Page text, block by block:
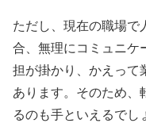
ただし、現在の職場で
合、無理にコミュニケ
担が掛かり、かえって
あります。そのため、
るのも手といえるでし